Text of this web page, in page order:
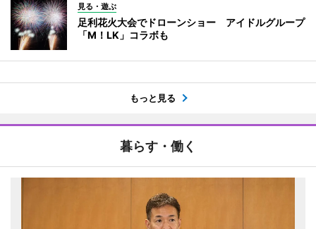
見る・遊ぶ
足利花火大会でドローンショー アイドルグループ
「M！LK」コラボも
もっと見る
暮らす・働く